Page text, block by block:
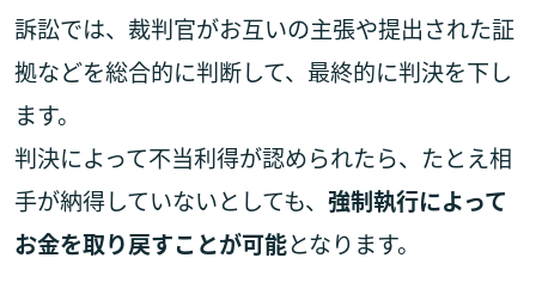
訴訟では、裁判官がお互いの主張や提出された証
拠などを総合的に判断して、最終的に判決を下し
ます。
判決によって不当利得が認められたら、たとえ相
手が納得していないとしても、 強制執行によって
お金を取り戻すことが可能となります。